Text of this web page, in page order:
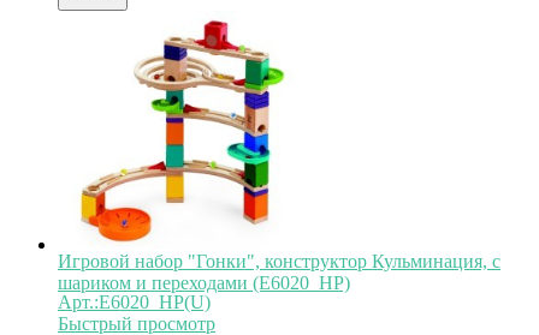
Игровой набор "Гонки", конструктор Кульминация, с
шариком и переходами (E6020_HP)
Арт.:E6020_HP(U)
Быстрый просмотр